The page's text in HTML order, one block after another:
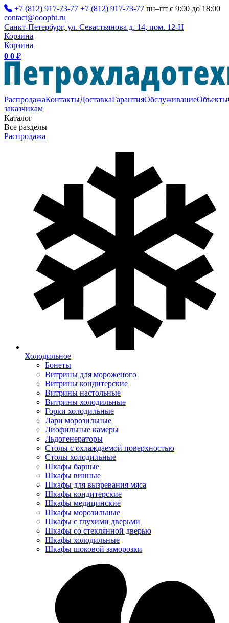
+7 (812) 917-73-77 +7 (812) 917-73-77 пн–пт с 9:00 до 18:00
contact@ooopht.ru
Санкт-Петербург, ул. Севастьянова д. 14, пом. 12-Н
Корзина
Корзина
0 0 ₽
РаспродажаКонтактыДоставкаГарантияОбслуживаниеОбъекты
заказчикам
Каталог
Все разделы
Распродажа
Холодильное
Бонеты
Витрины для мороженого
Витрины кондитерские
Витрины настольные
Витрины холодильные
Горки холодильные
Лари морозильные
Лиофильные камеры
Льдогенераторы
Столы с охлаждаемой поверхностью
Столы холодильные
Шкафы барные
Шкафы винные
Шкафы для вызревания мяса
Шкафы кондитерские
Шкафы медицинские
Шкафы морозильные
Шкафы с глухими дверьми
Шкафы со стеклянной дверью
Шкафы холодильные
Шкафы шоковой заморозки